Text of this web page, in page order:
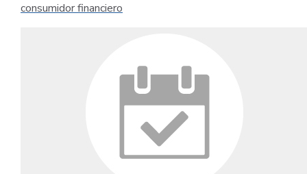
consumidor financiero